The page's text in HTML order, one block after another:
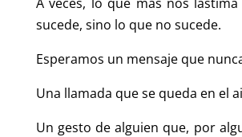
sucede, sino lo que no sucede.
Esperamos un mensaje que
Una llamada que se queda en el
Un gesto de alguien que, por